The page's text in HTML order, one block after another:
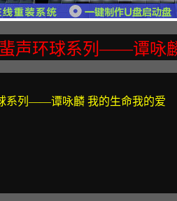
声环球系列——谭咏
系列——谭咏麟 我的生命我的爱